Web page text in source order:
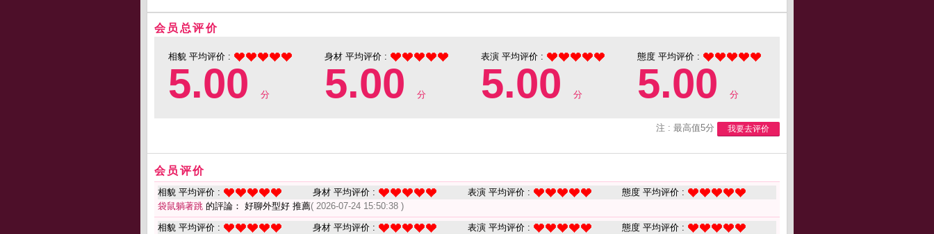
会员总评价
相貌 平均评价 :
5.00 分
身材 平均评价 :
5.00 分
表演 平均评价 :
5.00 分
態度 平均评价 :
5.00 分
注 : 最高值5分 我要去评价
会员评价
相貌 平均评价 : 身材 平均评价 : 表演 平均评价 :
態度 平均评价 :
袋鼠躺著跳 的評論： 好聊外型好 推薦( 2026-07-24 15:50:38 )
相貌 平均评价 : 身材 平均评价 : 表演 平均评价 :
態度 平均评价 :